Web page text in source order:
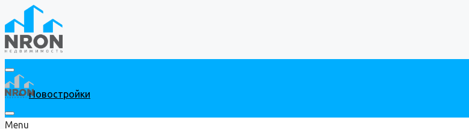
Новостройки
Menu